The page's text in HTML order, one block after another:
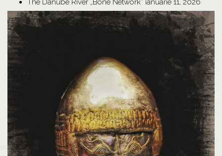
The Danube River „Bone Network” ianuarie 11, 2026